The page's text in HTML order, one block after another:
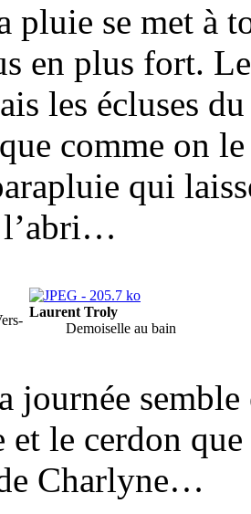
pluie se met à
en plus fort.
les écluses
comme on
qui
l’abri…
Laurent Troly
Demoiselle au bain
journée
et le cerdon
Charlyne…